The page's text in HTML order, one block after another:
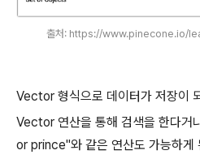
출처: https://www.pinecone.io/
Vector 형식으로 데이터가 저장이
Vector 연산을 통해 검색을 한다
or prince"와 같은 연산도 가능하게